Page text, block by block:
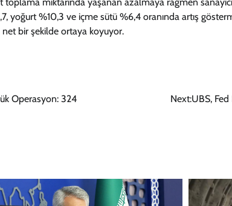
yoğurt %10,3 ve içme sütü %6,4 oranında artış
net bir şekilde ortaya koyuyor.
Operasyon: 324
Next:UBS,